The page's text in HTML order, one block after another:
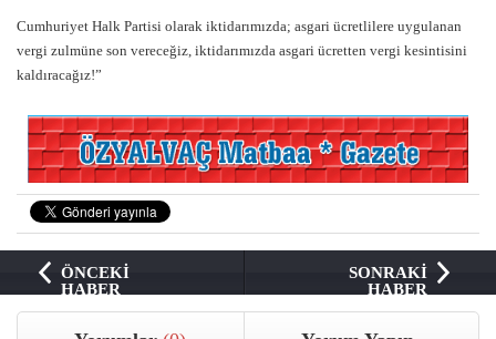
Cumhuriyet Halk Partisi olarak iktidarımızda; asgari ücretlilere uygulanan
vergi zulmüne son vereceğiz, iktidarımızda asgari ücretten vergi kesintisini
kaldıracağız!”
ÖNCEKİ
HABER
SONRAKİ
HABER